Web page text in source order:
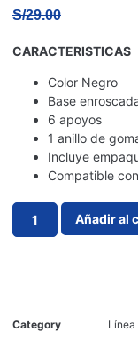
S/29.00
CARACTERISTICAS
Color Negro
Base
6 apoyos
1 anillo de
Incluye
Compatible
Añadir al
Category
Línea